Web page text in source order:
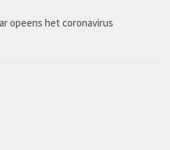
opeens het coronavirus